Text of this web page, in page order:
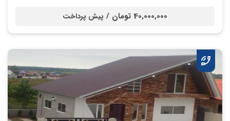
40,000,000 تومان / پیش پرداخت